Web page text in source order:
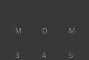
M
D M
3
4 5